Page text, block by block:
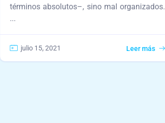
términos absolutos–, sino mal organizados.
...
julio 15, 2021 Leer más